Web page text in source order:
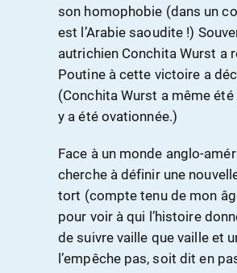
son homophobie (dans un
est l’Arabie saoudite !)
autrichien Conchita Wurst a
Poutine à cette victoire a
(Conchita Wurst a même
y a été ovationnée.)
Face à un monde anglo-
cherche à définir une
tort (compte tenu de mon
pour voir à qui l’histoire
de suivre vaille que vaille et
l’empêche pas, soit dit en